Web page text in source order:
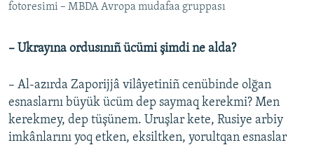
fotoresimi – MBDA Avropa mudafaa gruppası
– Ukrayına ordusınıñ ücümi şimdi ne alda?
– Al-azırda Zaporijjâ vilâyetiniñ cenübinde olğan
esnaslarnı büyük ücüm dep saymaq kerekmi? Men
kerekmey, dep tüşünem. Uruşlar kete, Rusiye arbiy
imkânlarını yoq etken, eksiltken, yorultqan esnaslar